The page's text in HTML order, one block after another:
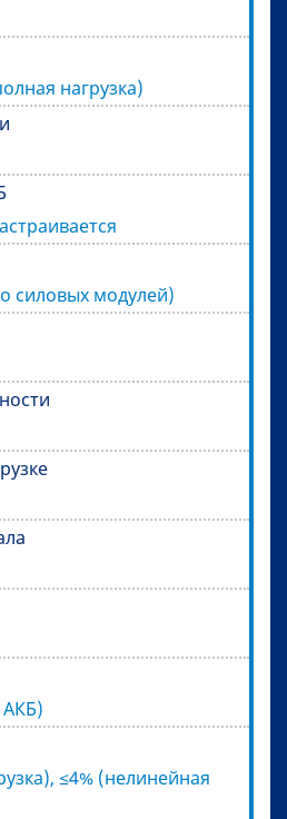
нагрузка)
силовых модулей)
≤4% (нелинейная